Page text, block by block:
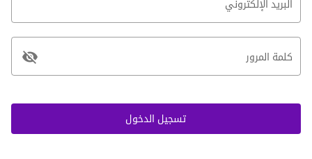
البريد الإلكتروني
كلمة المرور
تسجيل الدخول